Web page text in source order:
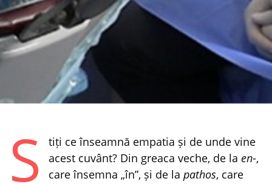
Ș
tiți ce înseamnă empatia și de unde vine
acest cuvânt? Din greaca veche, de la en-,
care însemna „în”, și de la pathos, care